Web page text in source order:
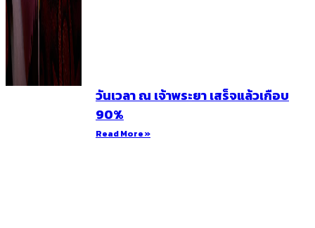
วันเวลา ณ เจ้าพระยา เสร็จแล้วเกือบ
90%
Read More »